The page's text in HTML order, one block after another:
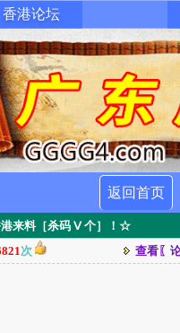
香港论坛
返回首页
来料［杀码 Ⅴ 个］！☆
次 查看〖